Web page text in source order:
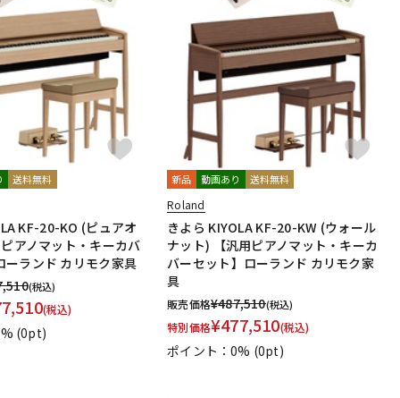
送料無料
KF-20-KO (ピュアオ
アノマット・キーカバ
ーランド カリモク家具
(税込)
(税込)
(0pt)
新品 動画あり 送料無料
Roland
きよら KIYOLA KF-20-KW (ウォール
ナット) 【汎用ピアノマット・キーカ
バーセット】ローランド カリモク家
具
販売価格¥487,510(税込)
特別価格¥477,510(税込)
ポイント：0% (0pt)